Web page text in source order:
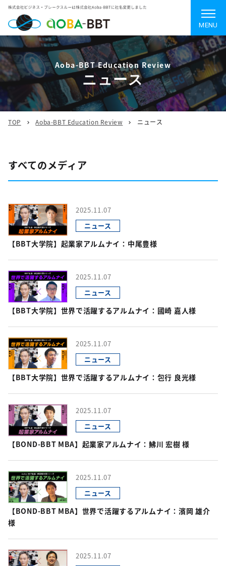
MENU
Aoba-BBT Education Review
ニュース
TOP Aoba-BBT Education Review ニュース
すべてのメディア
2025.11.07
ニュース
【BBT大学院】起業家アルムナイ：中尾豊様
2025.11.07
ニュース
【BBT大学院】世界で活躍するアルムナイ：國崎 嘉人様
2025.11.07
ニュース
【BBT大学院】世界で活躍するアルムナイ：包行 良光様
2025.11.07
ニュース
【BOND-BBT MBA】起業家アルムナイ：鮄川 宏樹 様
2025.11.07
ニュース
【BOND-BBT MBA】世界で活躍するアルムナイ：濱岡 雄介
様
2025.11.07